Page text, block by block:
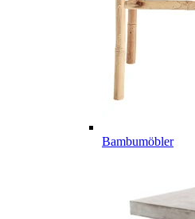
Bambumöbler